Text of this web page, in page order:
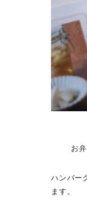
お
ハンバー
ます。